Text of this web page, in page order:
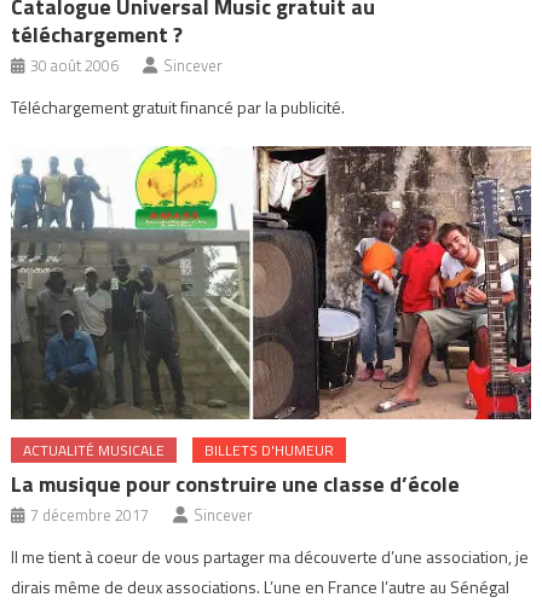
téléchargement ?
30 août 2006 Sincever
Téléchargement gratuit financé par la publicité.
ACTUALITÉ MUSICALE BILLETS D'HUMEUR
La musique pour construire une classe d’école
7 décembre 2017 Sincever
Il me tient à coeur de vous partager ma découverte d’une association, je
dirais même de deux associations. L’une en France l’autre au Sénégal